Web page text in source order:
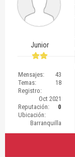
Junior
Mensajes:
43
Temas:
18
Registro:
Oct 2021
Reputación:
0
Ubicación:
Barranquilla